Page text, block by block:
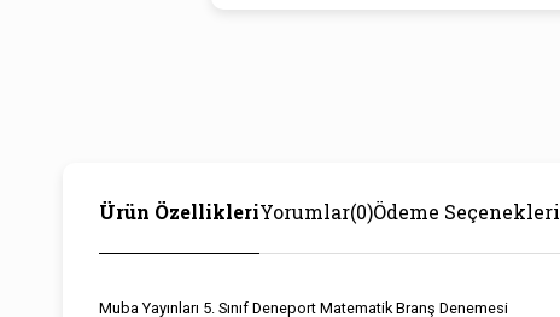
Ürün ÖzellikleriYorumlar(0)Ödeme Seçenekleri
Muba Yayınları 5. Sınıf Deneport Matematik Branş Denemesi